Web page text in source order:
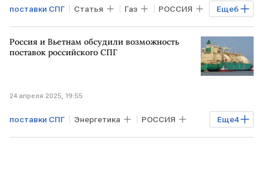
Еще6
поставки СПГ Статья Газ РОССИЯ
ЕГИПЕТ ЕВРОПА ЕС
Минпромторг Роснефть
Россия и Вьетнам обсудили возможность
поставок российского СПГ
24 апреля 2025, 19:55
Еще4
поставки СПГ Энергетика РОССИЯ
Газ ВЬЕТНАМ Владимир Путин